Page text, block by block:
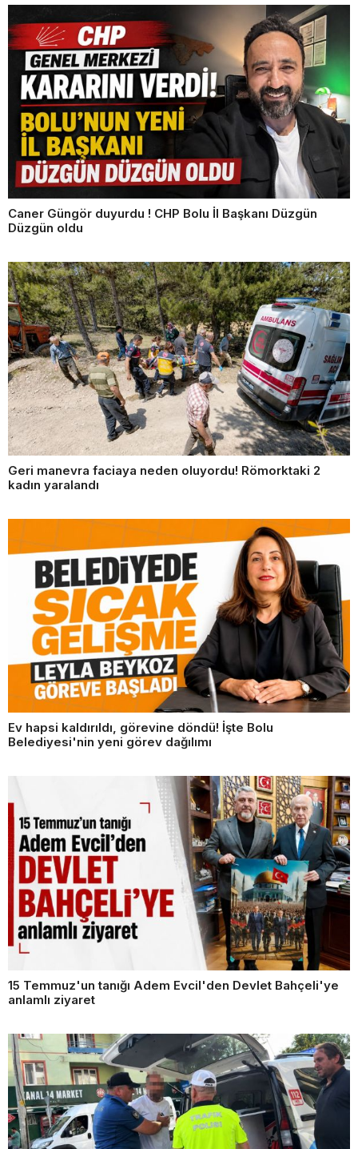
Caner Güngör duyurdu ! CHP Bolu İl Başkanı Düzgün
Düzgün oldu
Geri manevra faciaya neden oluyordu! Römorktaki 2
kadın yaralandı
Ev hapsi kaldırıldı, görevine döndü! İşte Bolu
Belediyesi'nin yeni görev dağılımı
15 Temmuz'un tanığı Adem Evcil'den Devlet Bahçeli'ye
anlamlı ziyaret